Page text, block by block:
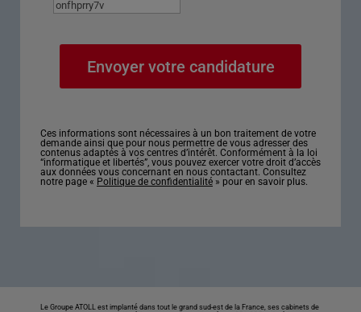
Ces informations sont nécessaires à un bon traitement de votre
demande ainsi que pour nous permettre de vous adresser des
contenus adaptés à vos centres d’intérêt. Conformément à la loi
“informatique et libertés”, vous pouvez exercer votre droit d’accès
aux données vous concernant en nous contactant. Consultez
notre page « Politique de confidentialité » pour en savoir plus.
Le Groupe ATOLL est implanté dans tout le grand sud-est de la France, ses cabinets de